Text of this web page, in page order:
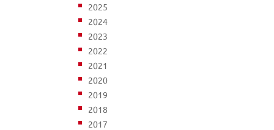
2025
2024
2023
2022
2021
2020
2019
2018
2017